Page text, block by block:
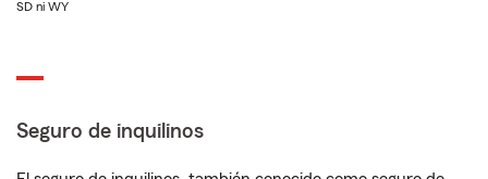
SD ni WY
Seguro de inquilinos